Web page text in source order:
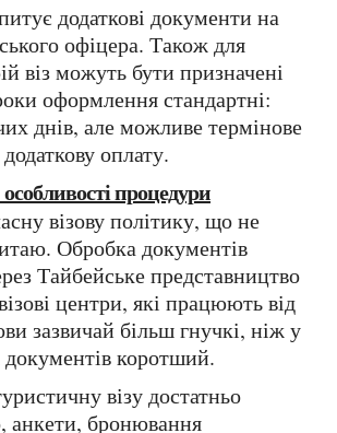
офіцера. Також для
віз можуть бути призначені
оформлення стандартні:
днів, але можливе термінове
оплату.
особливості процедури
Обробка документів
Тайбейське представництво
центри, які працюють від
зазвичай більш гнучкі, ніж у
документів коротший.
анкети, бронювання